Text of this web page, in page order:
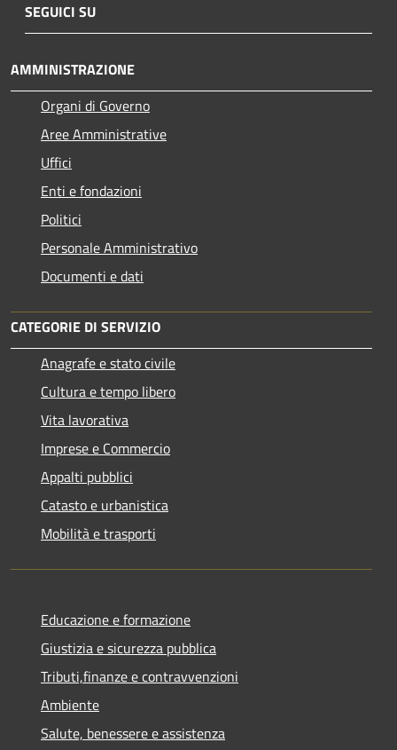
SEGUICI SU
AMMINISTRAZIONE
Organi di Governo
Aree Amministrative
Uffici
Enti e fondazioni
Politici
Personale Amministrativo
Documenti e dati
CATEGORIE DI SERVIZIO
Anagrafe e stato civile
Cultura e tempo libero
Vita lavorativa
Imprese e Commercio
Appalti pubblici
Catasto e urbanistica
Mobilità e trasporti
Educazione e formazione
Giustizia e sicurezza pubblica
Tributi,finanze e contravvenzioni
Ambiente
Salute, benessere e assistenza